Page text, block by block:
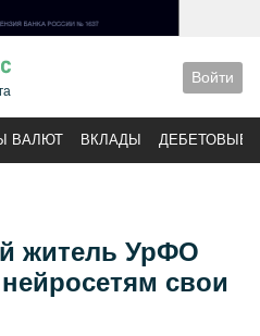
Войти
ВАЛЮТ ВКЛАДЫ ДЕБЕТОВЫЕ
житель УрФО
свои